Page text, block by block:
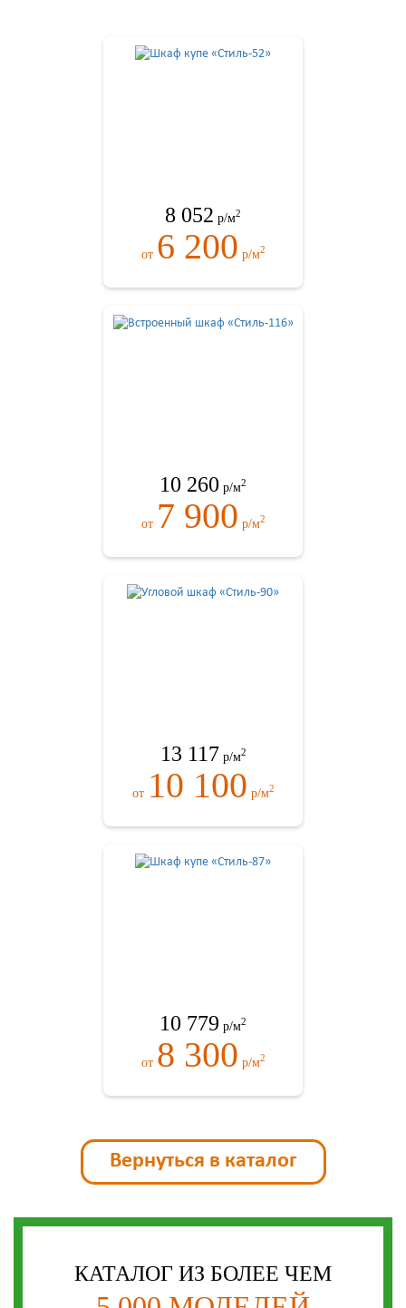
8 052 р/м2
от 6 200 р/м2
10 260 р/м2
от 7 900 р/м2
13 117 р/м2
от 10 100 р/м2
10 779 р/м2
от 8 300 р/м2
Вернуться в каталог
КАТАЛОГ ИЗ БОЛЕЕ ЧЕМ